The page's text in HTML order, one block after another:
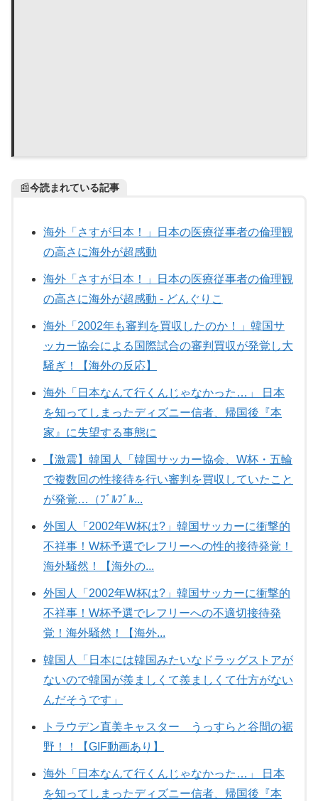
📰今読まれている記事
海外「さすが日本！」日本の医療従事者の倫理観
の高さに海外が超感動
海外「さすが日本！」日本の医療従事者の倫理観
の高さに海外が超感動 - どんぐりこ
海外「2002年も審判を買収したのか！」韓国サ
ッカー協会による国際試合の審判買収が発覚し大
騒ぎ！【海外の反応】
海外「日本なんて行くんじゃなかった…」 日本
を知ってしまったディズニー信者、帰国後『本
家』に失望する事態に
【激震】韓国人「韓国サッカー協会、W杯・五輪
で複数回の性接待を行い審判を買収していたこと
が発覚…（ﾌﾞﾙﾌﾞﾙ...
外国人「2002年W杯は?」韓国サッカーに衝撃的
不祥事！W杯予選でレフリーへの性的接待発覚！
海外騒然！【海外の...
外国人「2002年W杯は?」韓国サッカーに衝撃的
不祥事！W杯予選でレフリーへの不適切接待発
覚！海外騒然！【海外...
韓国人「日本には韓国みたいなドラッグストアが
ないので韓国が羨ましくて羨ましくて仕方がない
んだそうです」
トラウデン直美キャスター うっすらと谷間の裾
野！！【GIF動画あり】
海外「日本なんて行くんじゃなかった…」 日本
を知ってしまったディズニー信者、帰国後『本